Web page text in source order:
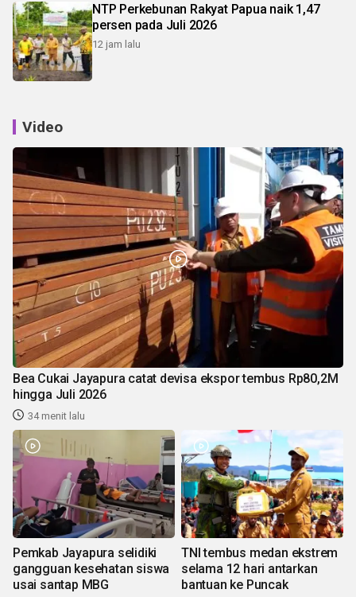
NTP Perkebunan Rakyat Papua naik 1,47
persen pada Juli 2026
12 jam lalu
Video
Bea Cukai Jayapura catat devisa ekspor tembus Rp80,2M
hingga Juli 2026
34 menit lalu
Pemkab Jayapura selidiki
gangguan kesehatan siswa
usai santap MBG
TNI tembus medan ekstrem
selama 12 hari antarkan
bantuan ke Puncak